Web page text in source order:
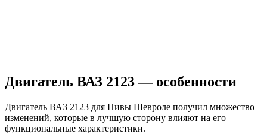
Двигатель ВАЗ 2123 — особенности
Двигатель ВАЗ 2123 для Нивы Шевроле получил множество
изменений, которые в лучшую сторону влияют на его
функциональные характеристики.